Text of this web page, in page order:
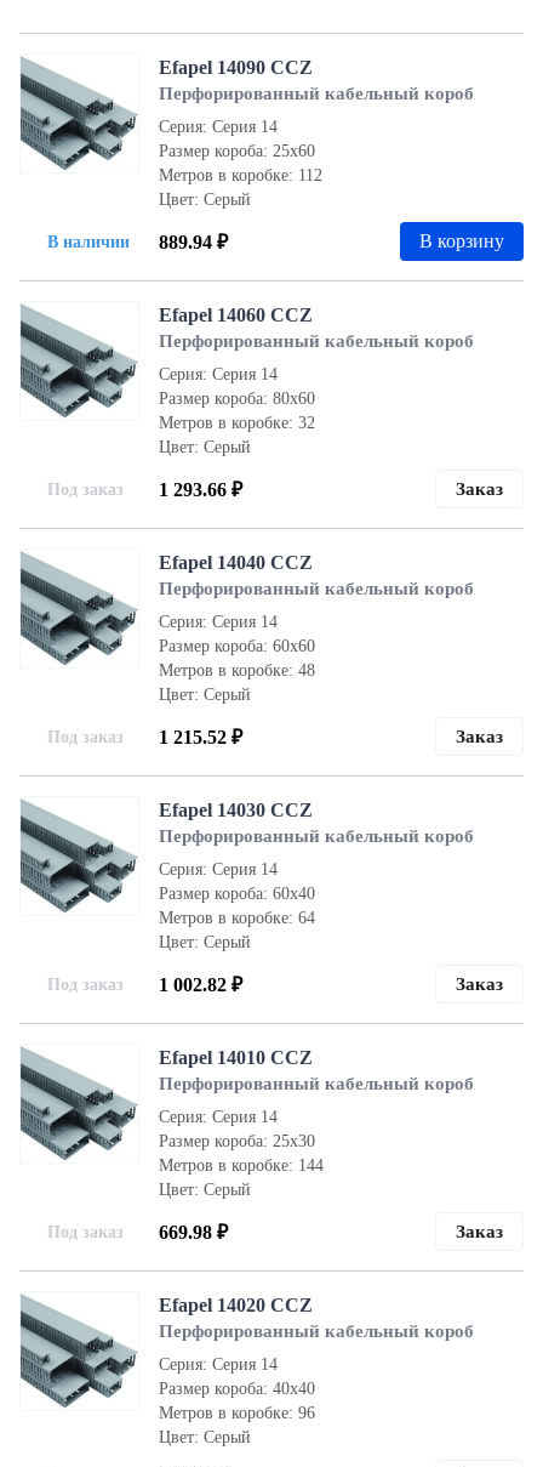
В наличии
Efapel 14090 CCZ
Перфорированный кабельный короб
Серия: Серия 14
Размер короба: 25х60
Метров в коробке: 112
Цвет: Серый
889.94 ₽ В корзину
Под заказ
Efapel 14060 CCZ
Перфорированный кабельный короб
Серия: Серия 14
Размер короба: 80x60
Метров в коробке: 32
Цвет: Серый
1 293.66 ₽ Заказ
Под заказ
Efapel 14040 CCZ
Перфорированный кабельный короб
Серия: Серия 14
Размер короба: 60x60
Метров в коробке: 48
Цвет: Серый
1 215.52 ₽ Заказ
Под заказ
Efapel 14030 CCZ
Перфорированный кабельный короб
Серия: Серия 14
Размер короба: 60x40
Метров в коробке: 64
Цвет: Серый
1 002.82 ₽ Заказ
Под заказ
Efapel 14010 CCZ
Перфорированный кабельный короб
Серия: Серия 14
Размер короба: 25х30
Метров в коробке: 144
Цвет: Серый
669.98 ₽ Заказ
Efapel 14020 CCZ
Перфорированный кабельный короб
Серия: Серия 14
Размер короба: 40х40
Метров в коробке: 96
Цвет: Серый